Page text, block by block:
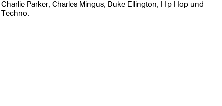
Charlie Parker, Charles Mingus, Duke Ellington, Hip Hop und
Techno.